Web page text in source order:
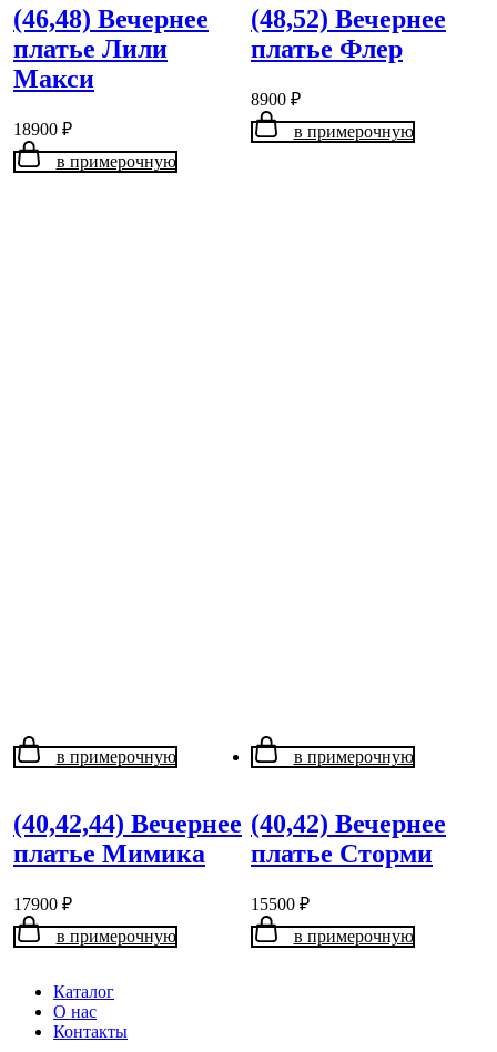
(46,48) Вечернее
платье Лили
Макси
18900 ₽
в примерочную
(48,52) Вечернее
платье Флер
8900 ₽
в примерочную
в примерочную
(40,42,44) Вечернее
платье Мимика
17900 ₽
в примерочную
в примерочную
(40,42) Вечернее
платье Сторми
15500 ₽
в примерочную
Каталог
О нас
Контакты